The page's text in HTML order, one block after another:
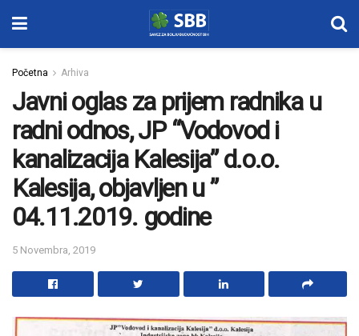
Početna Arhiva
Javni oglas za prijem radnika u
radni odnos, JP “Vodovod i
kanalizacija Kalesija” d.o.o.
Kalesija, objavljen u ”
04.11.2019. godine
5 Novembra, 2019